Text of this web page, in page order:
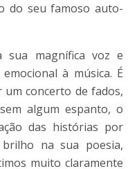
do seu famoso auto-
sua magnífica voz e
à música. É
um concerto de fados,
algum espanto, o
das histórias por
na sua poesia,
muito claramente